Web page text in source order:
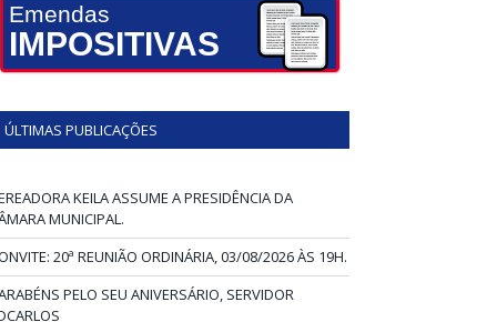
Emendas
IMPOSITIVAS
ÚLTIMAS PUBLICAÇÕES
KEILA ASSUME A PRESIDÊNCIA DA
MUNICIPAL.
20ª REUNIÃO ORDINÁRIA, 03/08/2026 ÀS 19H.
PELO SEU ANIVERSÁRIO, SERVIDOR